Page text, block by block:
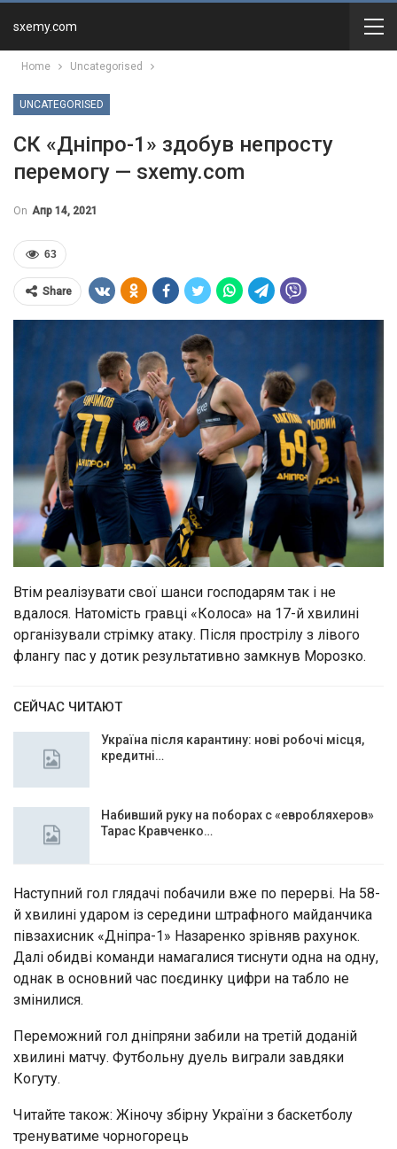
sxemy.com
Home Uncategorised
UNCATEGORISED
СК «Дніпро-1» здобув непросту
перемогу — sxemy.com
On Апр 14, 2021
63
Share
Втім реалізувати свої шанси господарям так і не
вдалося. Натомість гравці «Колоса» на 17-й хвилині
організували стрімку атаку. Після прострілу з лівого
флангу пас у дотик результативно замкнув Морозко.
СЕЙЧАС ЧИТАЮТ
Україна після карантину: нові робочі місця,
кредитні…
Набивший руку на поборах с «евробляхеров»
Тарас Кравченко…
Наступний гол глядачі побачили вже по перерві. На 58-
й хвилині ударом із середини штрафного майданчика
півзахисник «Дніпра-1» Назаренко зрівняв рахунок.
Далі обидві команди намагалися тиснути одна на одну,
однак в основний час поєдинку цифри на табло не
змінилися.
Переможний гол дніпряни забили на третій доданій
хвилині матчу. Футбольну дуель виграли завдяки
Когуту.
Читайте також: Жіночу збірну України з баскетболу
тренуватиме чорногорець